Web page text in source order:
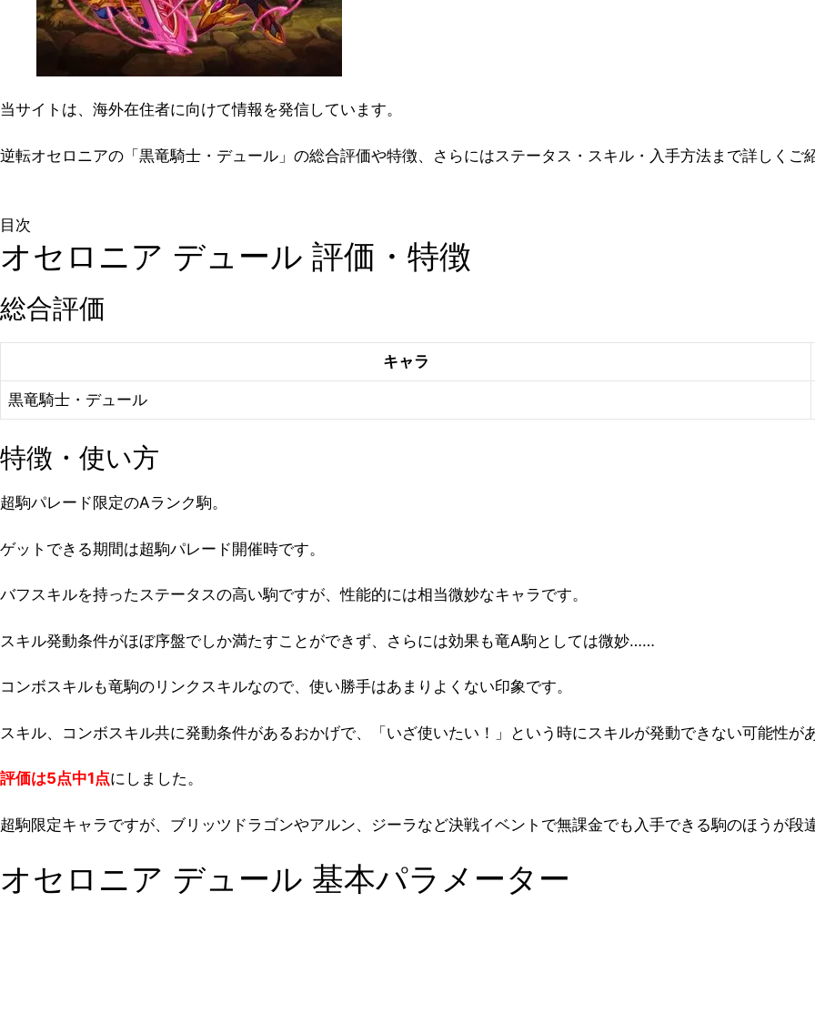
当サイトは、海外在住者に向けて情報を発信しています。
逆転オセロニアの「黒竜騎士・デュール」の総合評価や特徴、さらにはステータス・スキル・入手方法まで詳しくご
目次
オセロニア デュール 評価・特徴
総合評価
キャラ
黒竜騎士・デュール
特徴・使い方
超駒パレード限定のAランク駒。
ゲットできる期間は超駒パレード開催時です。
バフスキルを持ったステータスの高い駒ですが、性能的には相当微妙なキャラです。
スキル発動条件がほぼ序盤でしか満たすことができず、さらには効果も竜A駒としては微妙……
コンボスキルも竜駒のリンクスキルなので、使い勝手はあまりよくない印象です。
スキル、コンボスキル共に発動条件があるおかげで、「いざ使いたい！」という時にスキルが発動できない可能性が
評価は5点中1点にしました。
超駒限定キャラですが、ブリッツドラゴンやアルン、ジーラなど決戦イベントで無課金でも入手できる駒のほうが段
オセロニア デュール 基本パラメーター